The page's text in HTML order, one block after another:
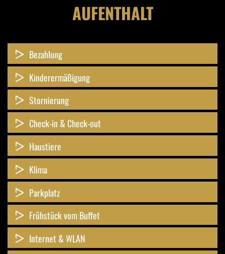
AUFENTHALT
Bezahlung
Kinderermäßigung
Stornierung
Check-in & Check-out
Haustiere
Klima
Parkplatz
Frühstück vom Buffet
Internet & WLAN